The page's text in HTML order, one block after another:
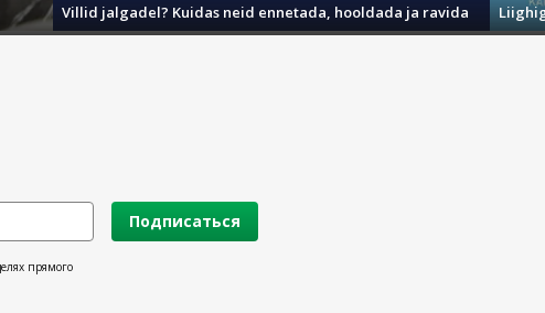
Villid jalgadel? Kuidas neid ennetada, hooldada ja ravida
Подписаться
прямого